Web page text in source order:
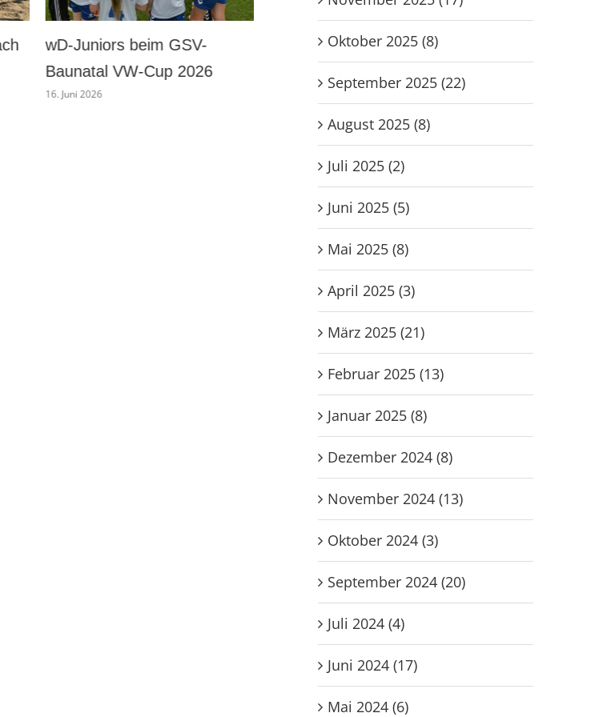
wD beim GSV-Baunatal VW-
Cup 2026
16. Juni 2026
Männer Vorbereitung gegen
Oktober 2025 (8)
September 2025 (22)
August 2025 (8)
Juli 2025 (2)
Juni 2025 (5)
Mai 2025 (8)
April 2025 (3)
März 2025 (21)
Februar 2025 (13)
Januar 2025 (8)
Dezember 2024 (8)
November 2024 (13)
Oktober 2024 (3)
September 2024 (20)
Juli 2024 (4)
Juni 2024 (17)
Mai 2024 (6)